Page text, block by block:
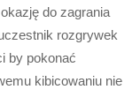
do zagrania
rozgrywek
by pokonać
kibicowaniu nie